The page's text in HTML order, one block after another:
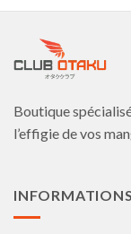
Boutique
l’effigie de vos
INFORMATIONS